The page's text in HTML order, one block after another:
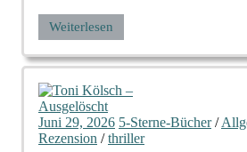
Weiterlesen
Juni 29, 2026 5-Sterne-Bücher/
Rezension /thriller